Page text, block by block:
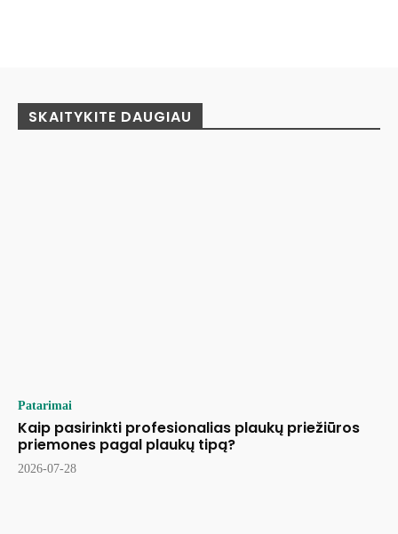
SKAITYKITE DAUGIAU
Patarimai
Kaip pasirinkti profesionalias plaukų priežiūros
priemones pagal plaukų tipą?
2026-07-28